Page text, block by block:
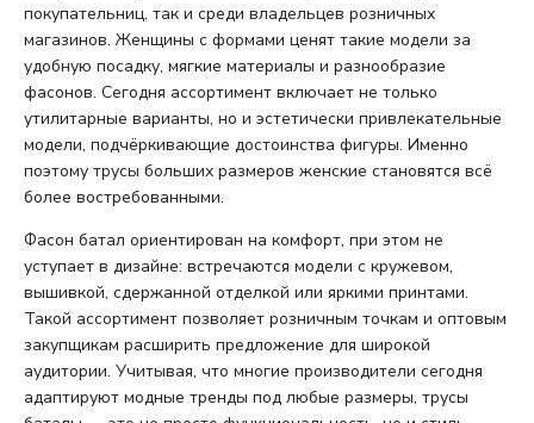
покупательниц, так и среди владельцев розничных
магазинов. Женщины с формами ценят такие модели за
удобную посадку, мягкие материалы и разнообразие
фасонов. Сегодня ассортимент включает не только
утилитарные варианты, но и эстетически привлекательные
модели, подчёркивающие достоинства фигуры. Именно
поэтому трусы больших размеров женские становятся всё
более востребованными.
Фасон батал ориентирован на комфорт, при этом не
уступает в дизайне: встречаются модели с кружевом,
вышивкой, сдержанной отделкой или яркими принтами.
Такой ассортимент позволяет розничным точкам и оптовым
закупщикам расширить предложение для широкой
аудитории. Учитывая, что многие производители сегодня
адаптируют модные тренды под любые размеры, трусы